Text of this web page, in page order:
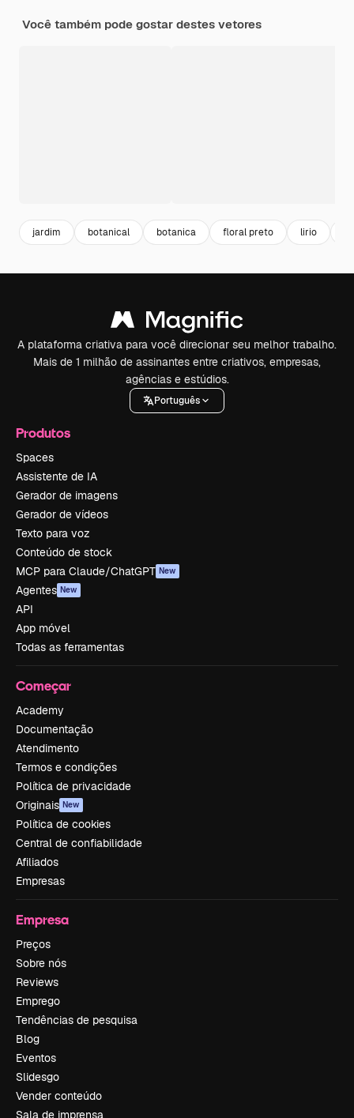
Você também pode gostar destes vetores
jardim botanical botanica floral preto lirio
A plataforma criativa para você direcionar seu melhor trabalho.
Mais de 1 milhão de assinantes entre criativos, empresas,
agências e estúdios.
Português
Produtos
Spaces
Assistente de IA
Gerador de imagens
Gerador de vídeos
Texto para voz
Conteúdo de stock
MCP para Claude/ChatGPT New
Agentes New
API
App móvel
Todas as ferramentas
Começar
Academy
Documentação
Atendimento
Termos e condições
Política de privacidade
Originais New
Política de cookies
Central de confiabilidade
Afiliados
Empresas
Empresa
Preços
Sobre nós
Reviews
Emprego
Tendências de pesquisa
Blog
Eventos
Slidesgo
Vender conteúdo
Sala de imprensa